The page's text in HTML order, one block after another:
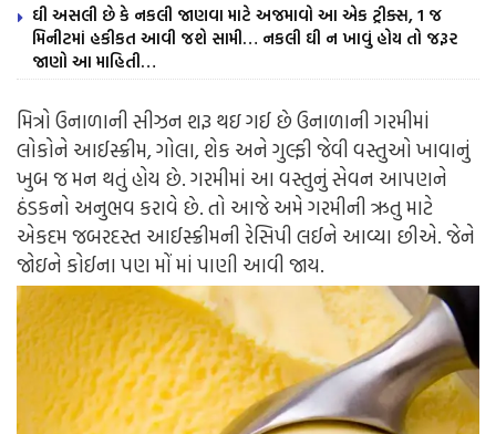
ઘી અસલી છે કે નકલી જાણવા માટે અજમાવો આ એક ટ્રીક્સ, 1 જ
મિનીટમાં હકીકત આવી જશે સામી… નકલી ઘી ન ખાવું હોય તો જરૂર
જાણો આ માહિતી…
મિત્રો ઉનાળાની સીઝન શરૂ થઇ ગઈ છે ઉનાળાની ગરમીમાં
લોકોને આઈસ્ક્રીમ, ગોલા, શેક અને ગુલ્ફી જેવી વસ્તુઓ ખાવાનું
ખુબ જ મન થતું હોય છે. ગરમીમાં આ વસ્તુનું સેવન આપણને
ઠંડકનો અનુભવ કરાવે છે. તો આજે અમે ગરમીની ઋતુ માટે
એકદમ જબરદસ્ત આઈસ્ક્રીમની રેસિપી લઈને આવ્યા છીએ. જેને
જોઇને કોઈના પણ મોં માં પાણી આવી જાય.